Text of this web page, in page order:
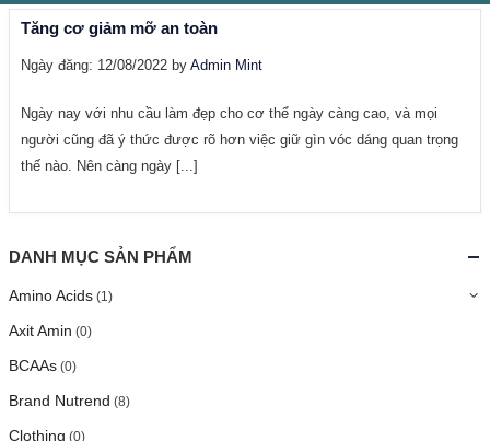
Tăng cơ giảm mỡ an toàn
Ngày đăng: 12/08/2022 by Admin Mint
Ngày nay với nhu cầu làm đẹp cho cơ thể ngày càng cao, và mọi
người cũng đã ý thức được rõ hơn việc giữ gìn vóc dáng quan trọng
thế nào. Nên càng ngày [...]
DANH MỤC SẢN PHẨM
Amino Acids (1)
Axit Amin (0)
BCAAs (0)
Brand Nutrend (8)
Clothing (0)